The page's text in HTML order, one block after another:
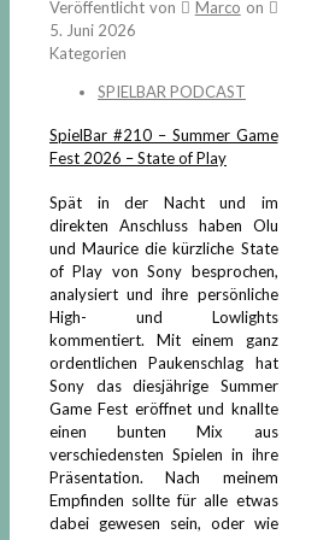
Veröffentlicht von Marco on
5. Juni 2026
Kategorien
SPIELBAR PODCAST
SpielBar #210 – Summer Game
Fest 2026 – State of Play
Spät in der Nacht und im
direkten Anschluss haben Olu
und Maurice die kürzliche State
of Play von Sony besprochen,
analysiert und ihre persönliche
High- und Lowlights
kommentiert. Mit einem ganz
ordentlichen Paukenschlag hat
Sony das diesjährige Summer
Game Fest eröffnet und knallte
einen bunten Mix aus
verschiedensten Spielen in ihre
Präsentation. Nach meinem
Empfinden sollte für alle etwas
dabei gewesen sein, oder wie